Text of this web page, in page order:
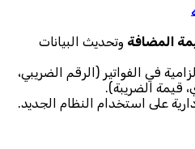
المضافة وتحديث البيانات
في الفواتير (الرقم الضريبي،
قيمة الضريبة).
على استخدام النظام الجديد.